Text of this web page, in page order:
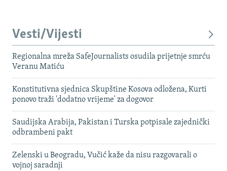
Vesti/Vijesti
Regionalna mreža SafeJournalists osudila prijetnje smrću
Veranu Matiću
Konstitutivna sjednica Skupštine Kosova odložena, Kurti
ponovo traži 'dodatno vrijeme' za dogovor
Saudijska Arabija, Pakistan i Turska potpisale zajednički
odbrambeni pakt
Zelenski u Beogradu, Vučić kaže da nisu razgovarali o
vojnoj saradnji